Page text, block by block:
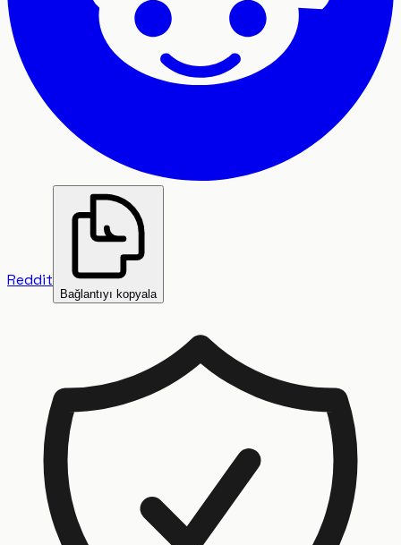
Reddit
Bağlantıyı kopyala